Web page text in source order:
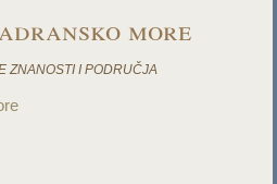
more
ZNANOSTI I PODRUČJA